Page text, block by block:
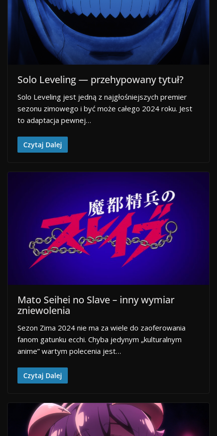
Solo Leveling — przehypowany tytuł?
Solo Leveling jest jedną z najgłośniejszych premier
sezonu zimowego i być może całego 2024 roku. Jest
to adaptacja pewnej…
Czytaj Dalej
Mato Seihei no Slave – inny wymiar
zniewolenia
Sezon Zima 2024 nie ma za wiele do zaoferowania
fanom gatunku ecchi. Chyba jedynym „kulturalnym
anime” wartym polecenia jest…
Czytaj Dalej